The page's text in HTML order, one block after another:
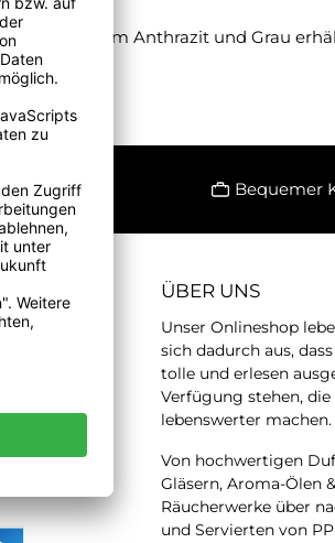
modischem Anthrazit und Grau
Bequemer
ÜBER UNS
Unser Onlineshop
sich dadurch aus,
tolle und erlesen
Verfügung stehen, die
lebenswerter machen.
Von hochwertigen
Gläsern, Aroma-Ölen
Räucherwerke über
und Servierten von